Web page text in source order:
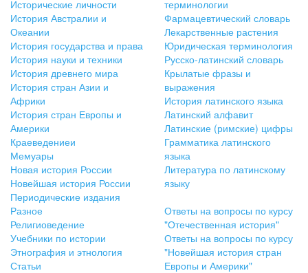
Исторические личности
История Австралии и
Океании
История государства и права
История науки и техники
История древнего мира
История стран Азии и
Африки
История стран Европы и
Америки
Краеведениеи
Мемуары
Новая история России
Новейшая история России
Периодические издания
Разное
Религиоведение
Учебники по истории
Этнография и этнология
Статьи
терминологии
Фармацевтический словарь
Лекарственные растения
Юридическая терминология
Русско-латинский словарь
Крылатые фразы и
выражения
История латинского языка
Латинский алфавит
Латинские (римские) цифры
Грамматика латинского
языка
Литература по латинскому
языку
Ответы на вопросы по курсу
"Отечественная история"
Ответы на вопросы по курсу
"Новейшая история стран
Европы и Америки"